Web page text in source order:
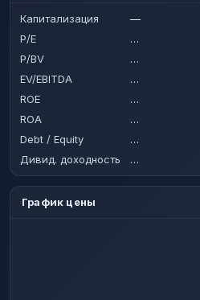
Капитализация
—
P/E
…
P/BV
…
EV/EBITDA
…
ROE
…
ROA
…
Debt / Equity
…
Дивид. доходность
…
График цены